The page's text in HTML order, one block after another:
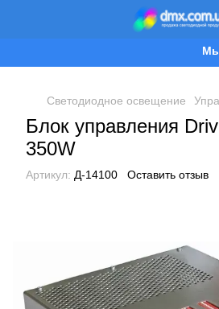
Мы
Светодиодное освещение
Блок управления
350W
Артикул: Д-14100 Оставить отзыв